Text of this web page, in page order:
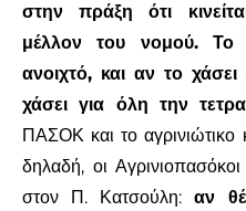
στην πράξη ότι
μέλλον του νομού. Το
ανοιχτό, και αν το χάσει
χάσει για όλη την
ΠΑΣΟΚ και το αγρινιώτικο
δηλαδή, οι Αγρινιοπασόκοι
στον Π. Κατσούλη: αν